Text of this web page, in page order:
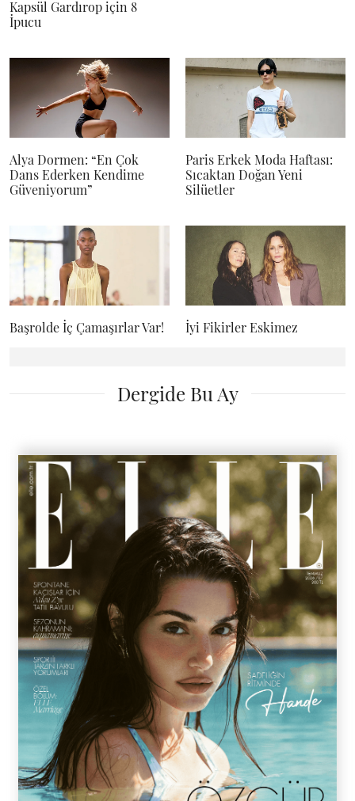
Kapsül Gardırop için 8
İpucu
Alya Dormen: “En Çok
Dans Ederken Kendime
Güveniyorum”
Paris Erkek Moda Haftası:
Sıcaktan Doğan Yeni
Silüetler
Başrolde İç Çamaşırlar Var! İyi Fikirler Eskimez
Dergide Bu Ay